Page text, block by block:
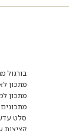
בורגול
מתכון
מתכון
סלט
קציצות